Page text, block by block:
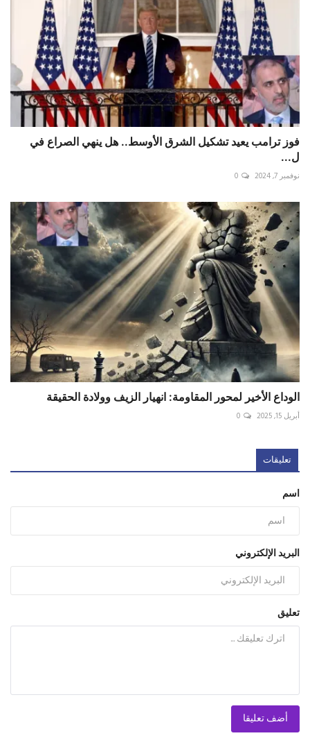
فوز ترامب يعيد تشكيل الشرق الأوسط.. هل ينهي الصراع في
ل...
نوفمبر 7, 2024 0
الوداع الأخير لمحور المقاومة: انهيار الزيف وولادة الحقيقة
أبريل 15, 2025 0
تعليقات
اسم
البريد الإلكتروني
تعليق
أضف تعليقا